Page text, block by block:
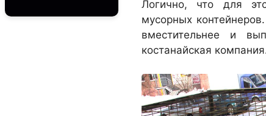
Логично, что для
мусорных
вместительнее и
костанайская